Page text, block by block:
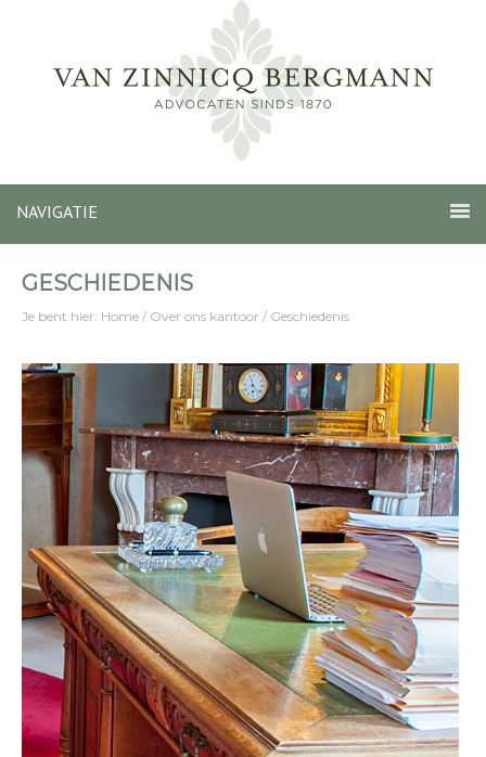
NAVIGATIE
GESCHIEDENIS
Je bent hier: Home / Over ons kantoor / Geschiedenis